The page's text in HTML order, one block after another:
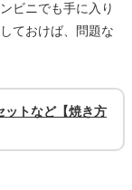
ビニでも手に入り
ておけば、問題な
ットなど【焼き方